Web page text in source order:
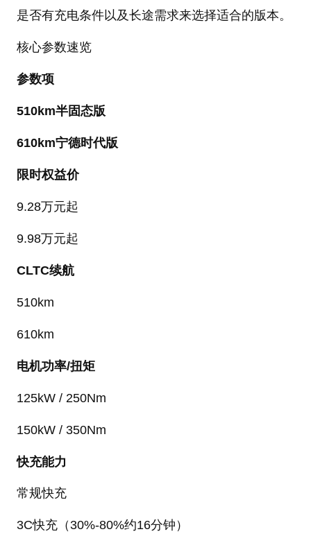
是否有充电条件以及长途需求来选择适合的版本。
核心参数速览
参数项
510km半固态版
610km宁德时代版
限时权益价
9.28万元起
9.98万元起
CLTC续航
510km
610km
电机功率/扭矩
125kW / 250Nm
150kW / 350Nm
快充能力
常规快充
3C快充（30%-80%约16分钟）